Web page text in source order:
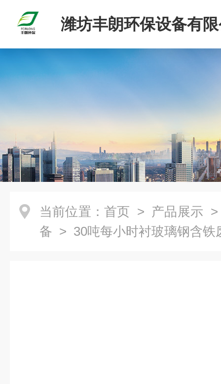
潍坊丰朗环保设备有
当前位置： 首页 > 产品展示
备 > 30吨每小时衬玻璃钢含铁